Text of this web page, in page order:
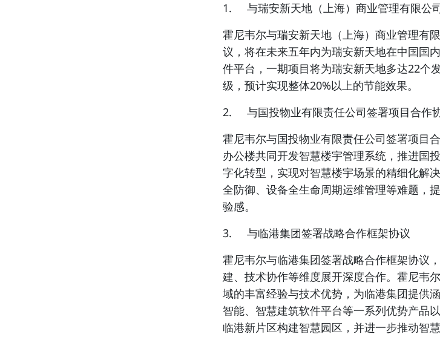
1. 与瑞安新天地（上海）商业管理有限公
霍尼韦尔与瑞安新天地（上海）商业管理有
议，将在未来五年内为瑞安新天地在中国国
件平台，一期项目将为瑞安新天地多达22个
级，预计实现整体20%以上的节能效果。
2. 与国投物业有限责任公司签署项目合作
霍尼韦尔与国投物业有限责任公司签署项目
办公楼共同开发智慧楼宇管理系统，推进国
字化转型，实现对智慧楼宇场景的精细化解
全防御、设备全生命周期运维管理等难题，
验感。
3. 与临港集团签署战略合作框架协议
霍尼韦尔与临港集团签署战略合作框架协议
建、技术协作等维度展开深度合作。霍尼韦
域的丰富经验与技术优势，为临港集团提供
智能、智慧建筑软件平台等一系列优势产品
临港新片区构建智慧园区 ，并进一步推动智